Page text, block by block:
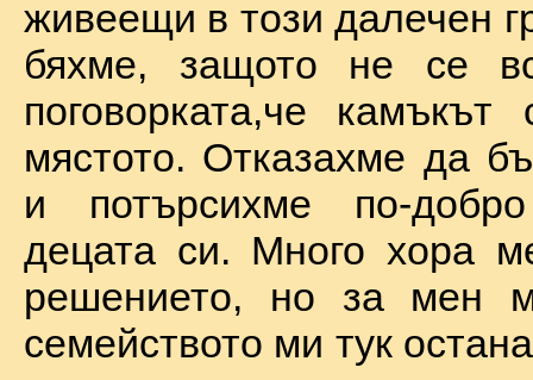
живеещи в този далечен
бяхме, защото не се
поговорката,че
мястото. Отказахме да
и потърсихме по-
децата си. Много хора
решението, но за мен
семейството ми тук